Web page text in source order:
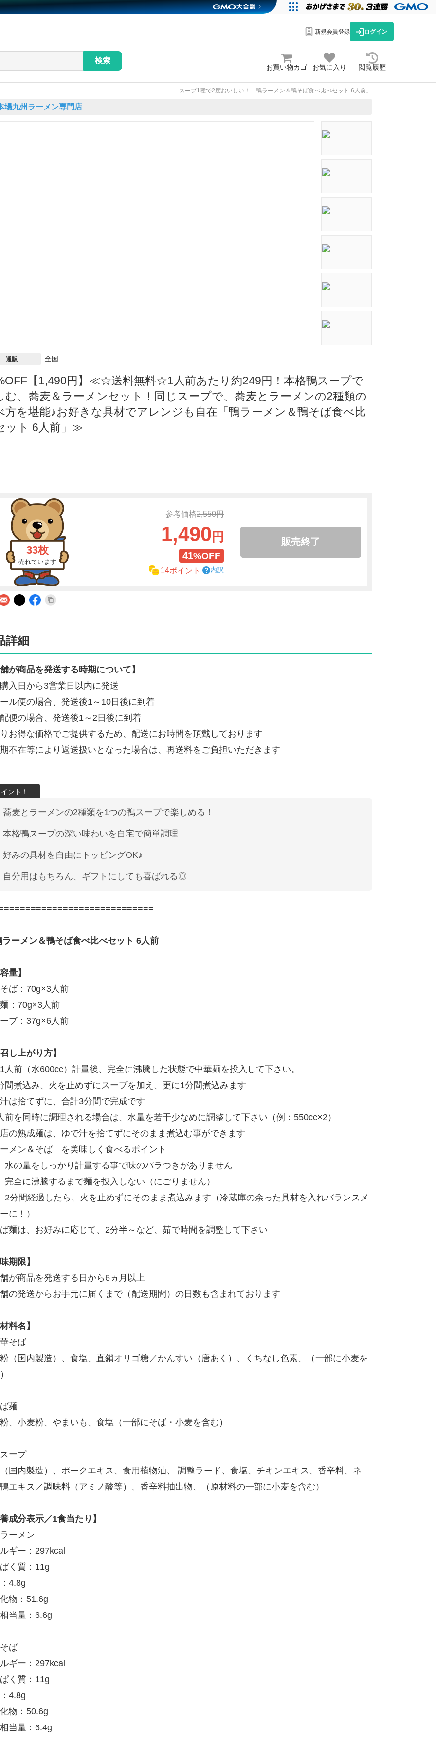
新規会員登録 ログイン
検索
お買い物カゴ お気に入り 閲覧履歴
スープ1種で2度おいしい！「鴨ラーメン＆鴨そば食べ比べセット 6人前」
場九州ラーメン専門店
通販 全国
【1,490円】≪☆送料無料☆1人前あたり約249円！本格鴨スープで
む、蕎麦＆ラーメンセット！同じスープで、蕎麦とラーメンの2種類の
方を堪能♪お好きな具材でアレンジも自在「鴨ラーメン＆鴨そば食べ比
ット 6人前」≫
33枚
売れています
参考価格2,550円
1,490 円
41%OFF
14ポイント 内訳
販売終了
詳細
が商品を発送する時期について】
入日から3営業日以内に発送
ル便の場合、発送後1～10日後に到着
便の場合、発送後1～2日後に到着
お得な価格でご提供するため、配送にお時間を頂戴しております
不在等により返送扱いとなった場合は、再送料をご負担いただきます
蕎麦とラーメンの2種類を1つの鴨スープで楽しめる！
本格鴨スープの深い味わいを自宅で簡単調理
好みの具材を自由にトッピングOK♪
自分用はもちろん、ギフトにしても喜ばれる◎
ーメン＆鴨そば食べ比べセット 6人前
量】
ば：70g×3人前
：70g×3人前
プ：37g×6人前
し上がり方】
人前（水600cc）計量後、完全に沸騰した状態で中華麺を投入して下さい。
間煮込み、火を止めずにスープを加え、更に1分間煮込みます
は捨てずに、合計3分間で完成です
を同時に調理される場合は、水量を若干少なめに調整して下さい（例：550cc×2）
の熟成麺は、ゆで汁を捨てずにそのまま煮込む事ができます
メン＆そば を美味しく食べるポイント
水の量をしっかり計量する事で味のバラつきがありません
完全に沸騰するまで麺を投入しない（にごりません）
2分間経過したら、火を止めずにそのまま煮込みます（冷蔵庫の余った具材を入れバランスメ
に！）
麺は、お好みに応じて、2分半～など、茹で時間を調整して下さい
期限】
が商品を発送する日から6ヵ月以上
の発送からお手元に届くまで（配送期間）の日数も含まれております
料名】
そば
（国内製造）、食塩、直鎖オリゴ糖／かんすい（唐あく）、くちなし色素、（一部に小麦を
麺
、小麦粉、やまいも、食塩（一部にそば・小麦を含む）
ープ
国内製造）、ポークエキス、食用植物油、 調整ラード、食塩、チキンエキス、香辛料、ネ
エキス／調味料（アミノ酸等）、香辛料抽出物、（原材料の一部に小麦を含む）
成分表示／1食当たり】
ーメン
ギー：297kcal
く質：11g
4.8g
物：51.6g
当量：6.6g
ば
ギー：297kcal
く質：11g
4.8g
物：50.6g
当量：6.4g